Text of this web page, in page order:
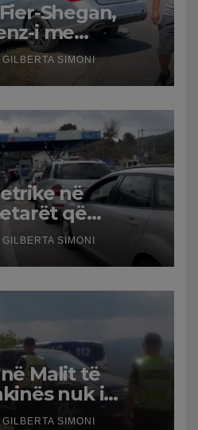
Shegan,
i me
një i
GILBERTA SIMONI
në
që
temperatura të
punon me
GILBERTA SIMONI
Malit të
nuk i
dhe doli nga
GILBERTA SIMONI